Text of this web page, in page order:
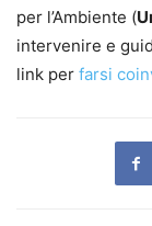
per l’Ambiente (
intervenire e
link per farsi